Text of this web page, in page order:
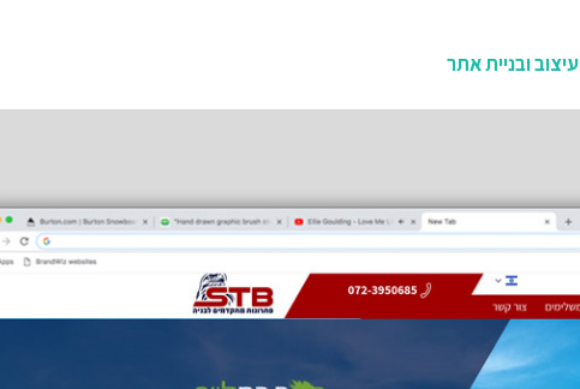
עיצוב ובניית אתר